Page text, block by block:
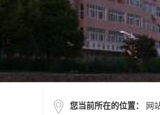
您当前所在的位置： 网